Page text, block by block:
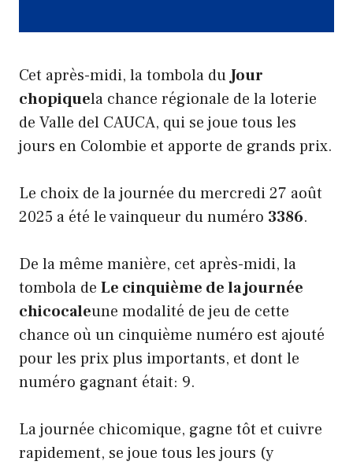
Cet après-midi, la tombola duJour
chopiquela chance régionale de la loterie
de Valle del CAUCA, qui se joue tous les
jours en Colombie et apporte de grands prix.
Le choix de la journée du mercredi 27 août
2025 a été le vainqueur du numéro 3386.
De la même manière, cet après-midi, la
tombola de Le cinquième de la journée
chicocaleune modalité de jeu de cette
chance où un cinquième numéro est ajouté
pour les prix plus importants, et dont le
numéro gagnant était: 9.
La journée chicomique, gagne tôt et cuivre
rapidement, se joue tous les jours (y